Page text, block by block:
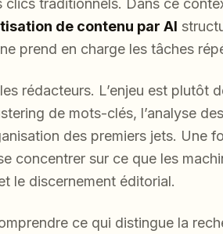
traditionnels. Dans ce
de contenu par AI
prend en charge les tâches
rédacteurs. L’enjeu est plutôt
de mots-clés, l’analyse
des premiers jets. Une
concentrer sur ce que les
le discernement éditorial.
ce qui distingue la